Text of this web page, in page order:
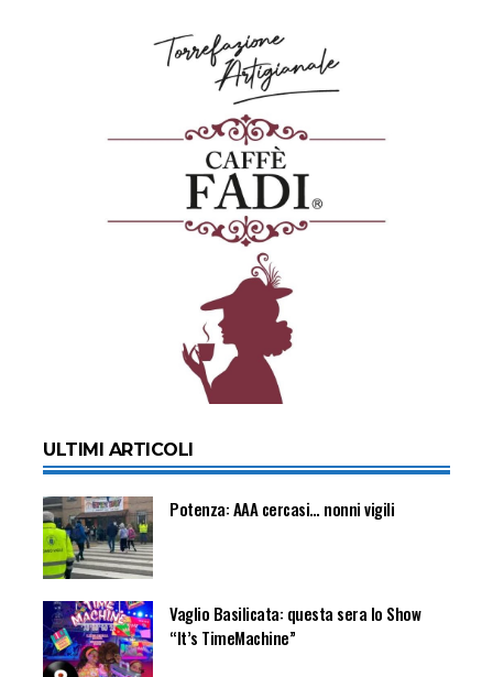
ULTIMI ARTICOLI
Potenza: AAA cercasi… nonni vigili
Vaglio Basilicata: questa sera lo Show
“It’s TimeMachine”